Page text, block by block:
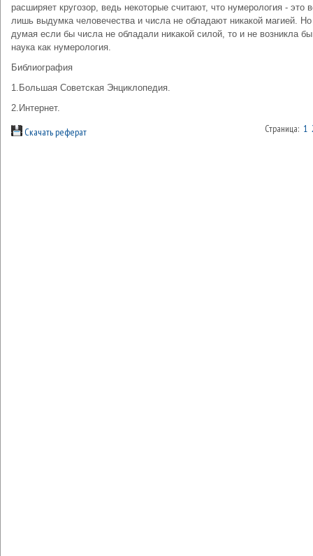
расширяет кругозор, ведь некоторые считают, что нумерология - это
лишь выдумка человечества и числа не обладают никакой магией.
думая если бы числа не обладали никакой силой, то и не возникла бы
наука как нумерология.
Библиография
1.Большая Советская Энциклопедия.
2.Интернет.
Скачать реферат Страница: 1